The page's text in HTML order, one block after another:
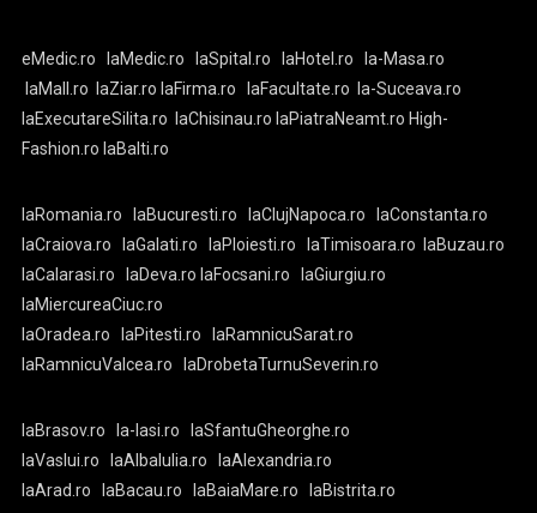
eMedic.ro laMedic.ro laSpital.ro laHotel.ro
la-Masa.ro
laMall.ro
laZiar.ro laFirma.ro laFacultate.ro
la-Suceava.ro
laExecutareSilita.ro
laChisinau.ro laPiatraNeamt.ro High-
Fashion.ro laBalti.ro
laRomania.ro laBucuresti.ro laClujNapoca.ro
laConstanta.ro
laCraiova.ro
laGalati.ro laPloiesti.ro laTimisoara.ro
laBuzau.ro
laCalarasi.ro
laDeva.ro laFocsani.ro
laGiurgiu.ro
laMiercureaCiuc.ro
laOradea.ro
laPitesti.ro
laRamnicuSarat.ro
laRamnicuValcea.ro
laDrobetaTurnuSeverin.ro
laBrasov.ro la-Iasi.ro
laSfantuGheorghe.ro
laVaslui.ro
laAlbaIulia.ro
laAlexandria.ro
laArad.ro
laBacau.ro laBaiaMare.ro
laBistrita.ro